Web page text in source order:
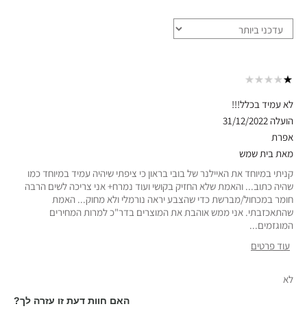
לא עמיד בכלל!!!
הועלה 31/12/2022
אפרת
מאתבית שמש
קניתי במיוחד את האיילנר של בובי בראון כי ציפתי שיהיה עמיד במיוחד כמו
שהיה כתוב... והאמת שלא החזיק בקושי ועוד נמרח+ אני צריכה לשים הרבה
חומר במכחול/מברשת כדי שהצבע יראה נורמלי ולא מחוק... האמת
שהתאכזבתי. אני ממש אוהבת את המוצרים בדר"כ למרות המחירים
המוגזמים...
עוד פרטים
לא
האם חוות דעת זו עזרה לך?